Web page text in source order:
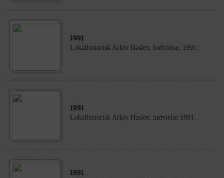
1991
Lokalhistorisk Arkiv Haslev, Indvielse, 1991.
1991
Lokalhistorisk Arkiv Haslev, indvielse 1991.
1991